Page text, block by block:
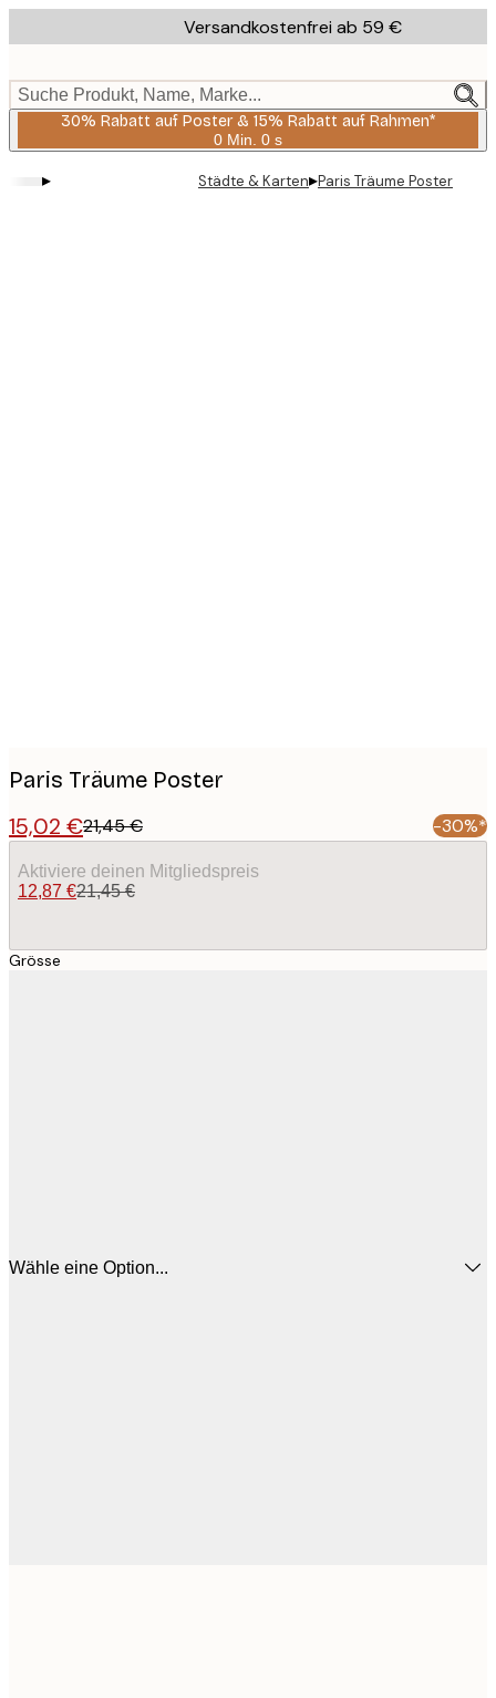
to
content.
Versandkostenfrei ab 59 €
Suche Produkt, Name, Marke...
30% Rabatt auf Poster & 15% Rabatt auf Rahmen*
0 Min. 0 s
Gültig
2026-
▸ Städte & Karten▸Paris Träume Poster
Paris Träume Poster
15,02 €21,45 € -30%*
Aktiviere deinen Mitgliedspreis
12,87 €21,45 €
Grösse
Wähle eine Option...